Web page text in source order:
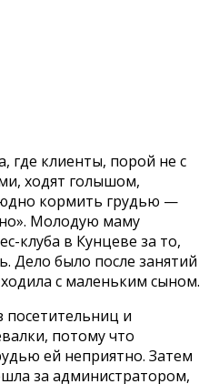
где клиенты, порой не с
ходят голышом,
кормить грудью —
Молодую маму
клуба в Кунцеве за то,
Дело было после занятий
с маленьким сыном.
и
потому что
ей неприятно. Затем
за администратором,